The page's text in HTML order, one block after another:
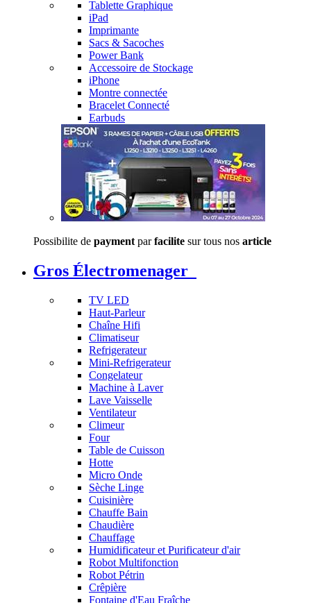
Tablette Graphique
iPad
Imprimante
Sacs & Sacoches
Power Bank
Accessoire de Stockage
iPhone
Montre connectée
Bracelet Connecté
Earbuds
Possibilite de payment parfacilite sur tous nos article
Gros Électromenager
TV LED
Haut-Parleur
Chaîne Hifi
Climatiseur
Refrigerateur
Mini-Refrigerateur
Congelateur
Machine à Laver
Lave Vaisselle
Ventilateur
Climeur
Four
Table de Cuisson
Hotte
Micro Onde
Sèche Linge
Cuisinière
Chauffe Bain
Chaudière
Chauffage
Humidificateur et Purificateur d'air
Robot Multifonction
Robot Pétrin
Crêpière
Fontaine d'Eau Fraîche